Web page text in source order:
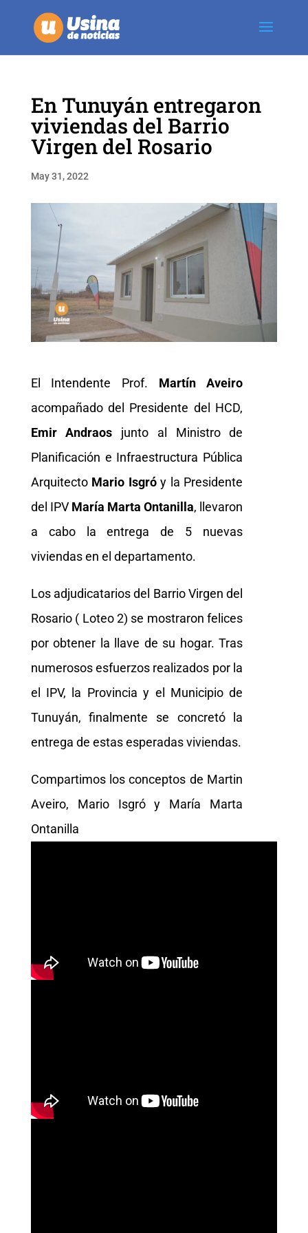
En Tunuyán entregaron
viviendas del Barrio
Virgen del Rosario
May 31, 2022
El Intendente Prof. Martín Aveiro
acompañado del Presidente del HCD,
Emir Andraos junto al Ministro de
Planificación e Infraestructura Pública
Arquitecto Mario Isgróy la Presidente
del IPV María Marta Ontanilla, llevaron
a cabo la entrega de 5 nuevas
viviendas en el departamento.
Los adjudicatarios del Barrio Virgen del
Rosario ( Loteo 2) se mostraron felices
por obtener la llave de su hogar. Tras
numerosos esfuerzos realizados por la
el IPV, la Provincia y el Municipio de
Tunuyán, finalmente se concretó la
entrega de estas esperadas viviendas.
Compartimos los conceptos de Martin
Aveiro, Mario Isgró y María Marta
Ontanilla